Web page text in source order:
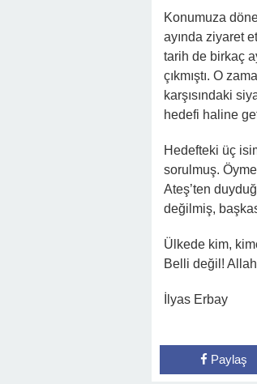
Konumuza
ayında ziyaret
tarih de birkaç
çıkmıştı. O
karşısındaki
hedefi haline
Hedefteki üç
sorulmuş.
Ateş’ten
değilmiş,
Ülkede kim,
Belli değil!
İlyas Erbay
Paylaş